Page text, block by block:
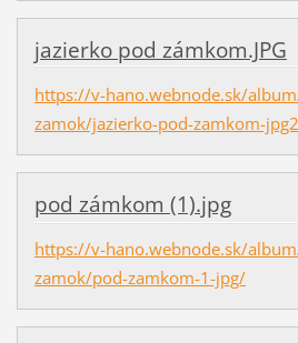
jazierko pod zámkom.JPG
https://v-hano.webnode.sk/
zamok/jazierko-pod-zamkom-
pod zámkom (1).jpg
https://v-hano.webnode.sk/
zamok/pod-zamkom-1-jpg/